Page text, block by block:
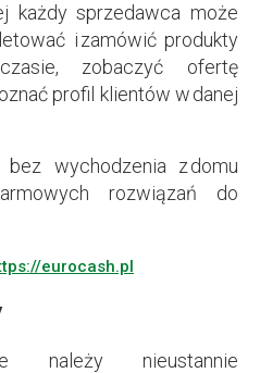
każdy sprzedawca może
i zamówić produkty
zobaczyć ofertę
profil klientów w danej
bez wychodzenia z domu
rozwiązań do
eurocash.pl
należy nieustannie